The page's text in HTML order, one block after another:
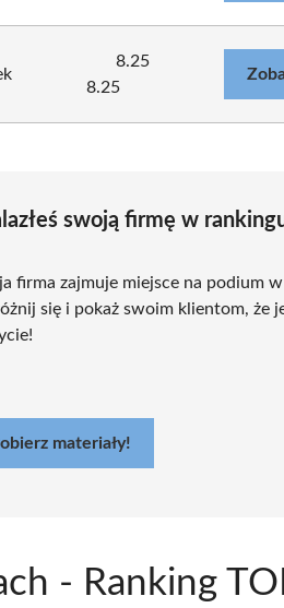
8.25
8.25
swoją firmę w
firma zajmuje miejsce na podium
się i pokaż swoim klientom, że
materiały!
- Ranking